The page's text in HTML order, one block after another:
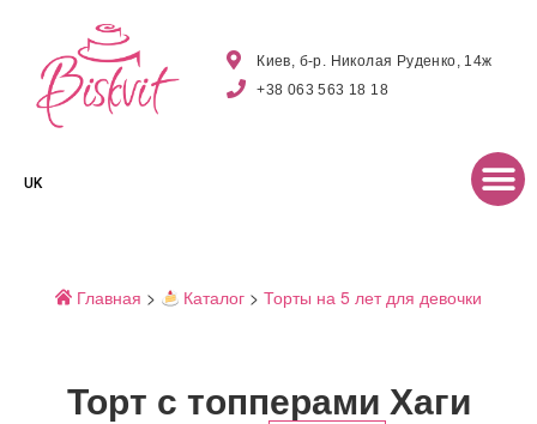
Киев, б-р. Николая Руденко, 14ж
+38 063 563 18 18
UK
Главная > Каталог >Торты на 5 лет для девочки
Торт с топперами Хаги